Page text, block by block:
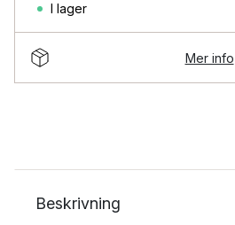
I lager
Mer info
Beskrivning